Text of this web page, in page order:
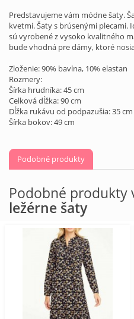
Predstavujeme vám módne šaty.
kvetmi. Šaty s brúsenými plecami.
sú vyrobené z vysoko kvalitného
bude vhodná pre dámy, ktoré
Zloženie: 90% bavlna, 10% elastan
Rozmery:
Šírka hrudníka: 45 cm
Celková dĺžka: 90 cm
Dĺžka rukávu od podpazušia: 35 cm
Šírka bokov: 49 cm
Podobné produkty
Podobné produkty
ležérne šaty